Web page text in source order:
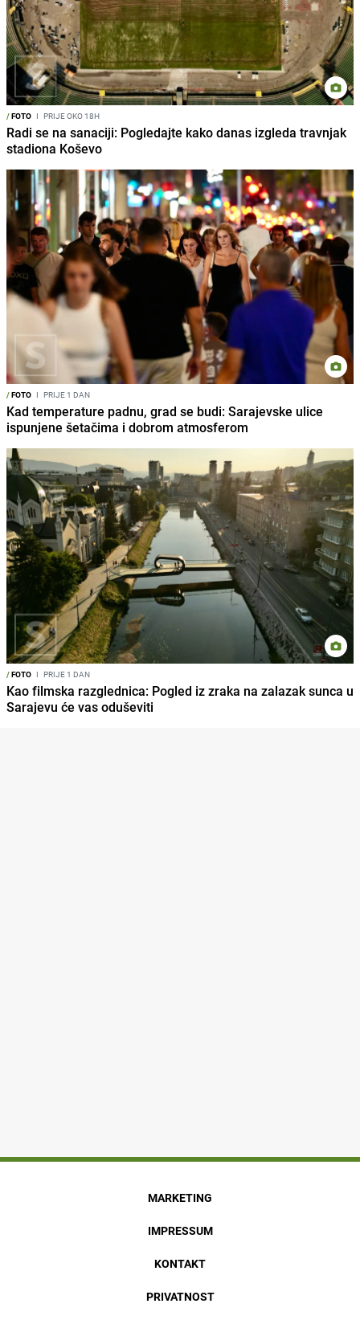
/FOTO I PRIJE OKO 18H
Radi se na sanaciji: Pogledajte kako danas izgleda travnjak
stadiona Koševo
/FOTO I PRIJE 1 DAN
Kad temperature padnu, grad se budi: Sarajevske ulice
ispunjene šetačima i dobrom atmosferom
/FOTO I PRIJE 1 DAN
Kao filmska razglednica: Pogled iz zraka na zalazak sunca u
Sarajevu će vas oduševiti
MARKETING
IMPRESSUM
KONTAKT
PRIVATNOST